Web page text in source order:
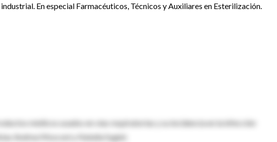
En especial Farmacéuticos, Técnicos y Auxiliares en Esterilización.
médicos usados en vías respiratorias y su incidencia en la infección
Andrea Mosconi y Natalia Sygiel.